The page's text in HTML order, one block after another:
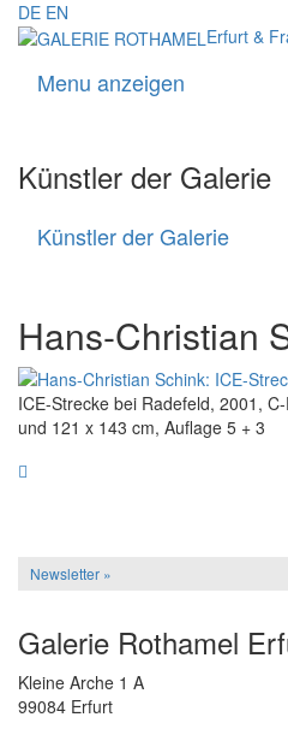
DE EN
Erfurt &
Menu anzeigen
Künstler der Galerie
Künstler der Galerie
Hans-Christian
ICE-Strecke bei Radefeld, 2001,
und 121 x 143 cm, Auflage 5 + 3
Newsletter »
Galerie Rothamel
Kleine Arche 1 A
99084 Erfurt